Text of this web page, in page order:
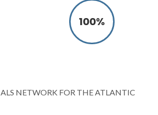
100%
NETWORK FOR THE ATLANTIC